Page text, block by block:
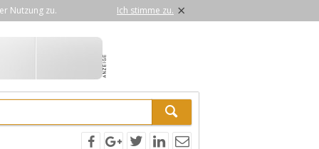
Nutzung zu. Ich stimme zu. ×